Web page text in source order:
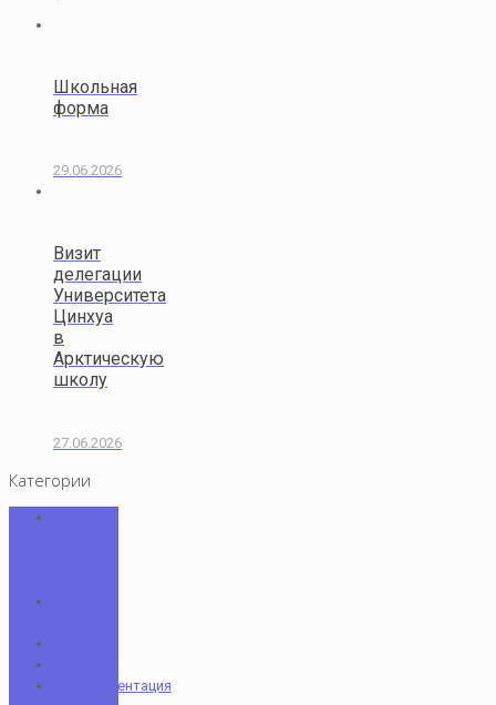
Школьная
форма
29.06.2026
Визит
делегации
Университета
Цинхуа
в
Арктическую
школу
27.06.2026
Категории
Профориентация